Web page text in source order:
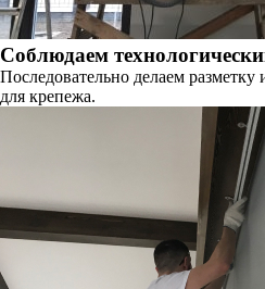
Соблюдаем
Последовательно делаем разметку
для крепежа.